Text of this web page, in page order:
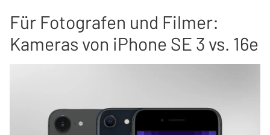
Für Fotografen und Filmer:
Kameras von iPhone SE 3 vs. 16e